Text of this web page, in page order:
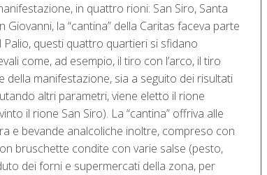
in quattro rioni: San Siro, Santa
Giovanni, la “cantina” della Caritas faceva parte
Palio, questi quattro quartieri si sfidano
come, ad esempio, il tiro con l’arco, il tiro
della manifestazione, sia a seguito dei risultati
altri parametri, viene eletto il rione
il rione San Siro). La “cantina” offriva alle
e bevande analcoliche inoltre, compreso con
bruschette condite con varie salse (pesto,
dei forni e supermercati della zona, per